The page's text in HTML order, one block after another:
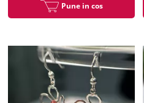
Pune in cos